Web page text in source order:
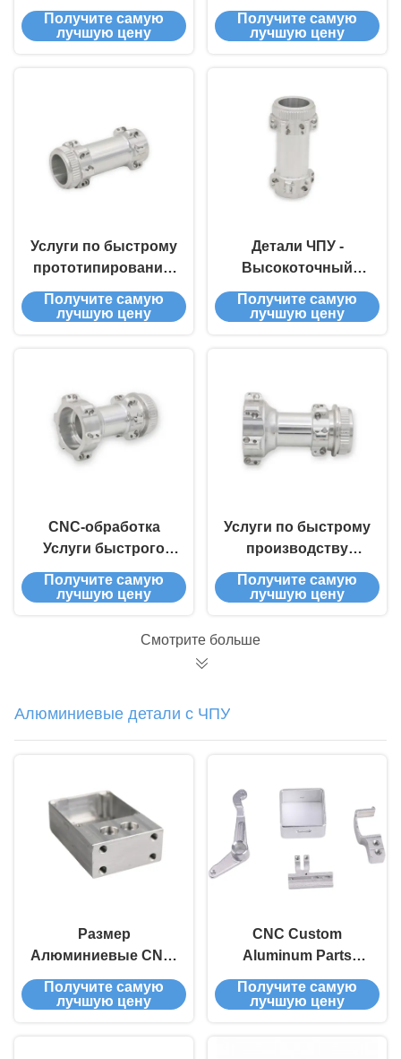
прототипирования с
помощью ЧПУ
Получите самую
лучшую цену
с помощью
высокоточных
металлические
детали
анодирование
обработка
Получите самую
лучшую цену
Услуги по быстрому
прототипированию
с помощью
высокоточных
Получите самую
лучшую цену
Детали ЧПУ -
Высокоточный
контроль допуска
(±0.005 мм)
сложных
поверхностей
Оснастка и
приспособления на
быстрого
прототипирования
Получите самую
лучшую цену
CNC-обработка
Услуги быстрого
прототипирования
CNC-обработка
Получите самую
лучшую цену
Услуги по быстрому
производству
прототипов с
помощью ЧПУ
Получите самую
лучшую цену
Смотрите больше
Алюминиевые детали с ЧПУ
Размер
Алюминиевые CNC-
детали на заказ
Анодированная
Получите самую
лучшую цену
CNC Custom
Aluminum Parts
Precision
Engineering with
Получите самую
лучшую цену